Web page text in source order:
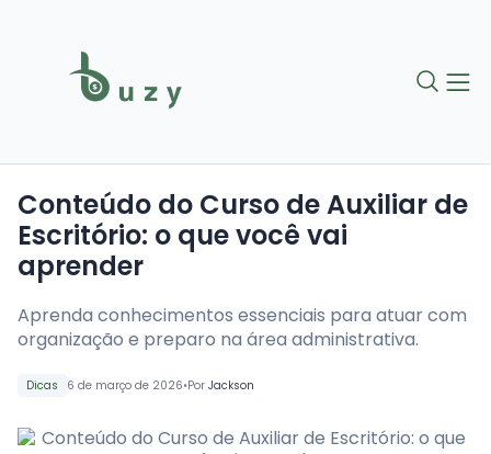
Dicas 6 de março de 2026•Por Jackson
Conteúdo do Curso de Auxiliar de
Escritório: o que você vai
aprender
Aprenda conhecimentos essenciais para atuar com
organização e preparo na área administrativa.